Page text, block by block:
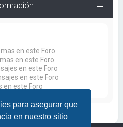
para asegurar que
en nuestro sitio
en este Foro
en este Foro
en este Foro
en este Foro
en este Foro